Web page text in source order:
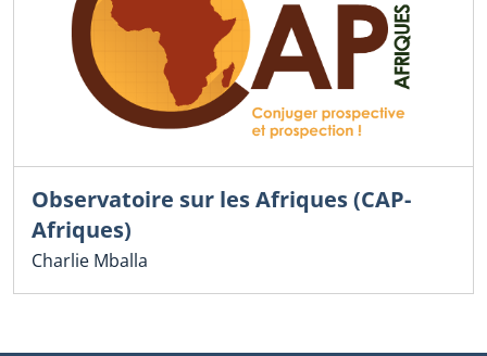
Observatoire sur les Afriques (CAP-
Afriques)
Charlie Mballa